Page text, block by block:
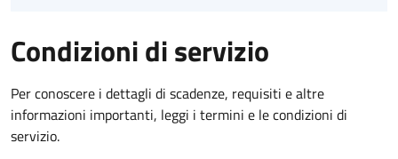
Condizioni di servizio
Per conoscere i dettagli di scadenze, requisiti e altre
informazioni importanti, leggi i termini e le condizioni di
servizio.